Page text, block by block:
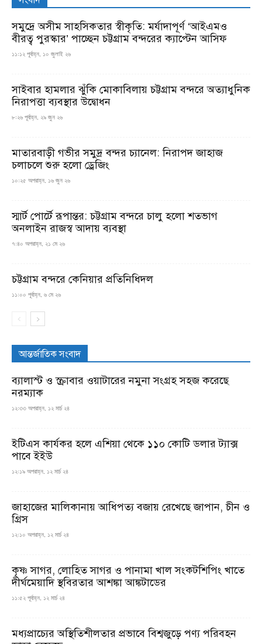
সমুদ্রে অসীম সাহসিকতার স্বীকৃতি: মর্যাদাপূর্ণ ‘আইএমও
বীরত্ব পুরস্কার’ পাচ্ছেন চট্টগ্রাম বন্দরের ক্যাপ্টেন আসিফ
১১:১২ পূর্বাহ্ন, ১০ জুলাই ২৬
সাইবার হামলার ঝুঁকি মোকাবিলায় চট্টগ্রাম বন্দরে অত্যাধুনিক
নিরাপত্তা ব্যবস্থার উদ্বোধন
৮:২৬ পূর্বাহ্ন, ২৯ জুন ২৬
মাতারবাড়ী গভীর সমুদ্র বন্দর চ্যানেল: নিরাপদ জাহাজ
চলাচলে শুরু হলো ড্রেজিং
১০:২৫ অপরাহ্ন, ১৬ জুন ২৬
স্মার্ট পোর্টে রূপান্তর: চট্টগ্রাম বন্দরে চালু হলো শতভাগ
অনলাইন রাজস্ব আদায় ব্যবস্থা
৭:৪০ অপরাহ্ন, ২১ মে ২৬
চট্টগ্রাম বন্দরে কেনিয়ার প্রতিনিধিদল
১১:০০ পূর্বাহ্ন, ৬ মে ২৬
আন্তর্জাতিক সংবাদ
ব্যালাস্ট ও স্ক্রাবার ওয়াটারের নমুনা সংগ্রহ সহজ করেছে
নরম্যাক
১২:৩৩ অপরাহ্ন, ১২ মার্চ ২৪
ইটিএস কার্যকর হলে এশিয়া থেকে ১১০ কোটি ডলার ট্যাক্স
পাবে ইইউ
১২:১৯ অপরাহ্ন, ১২ মার্চ ২৪
জাহাজের মালিকানায় আধিপত্য বজায় রেখেছে জাপান, চীন ও
গ্রিস
১২:১০ অপরাহ্ন, ১২ মার্চ ২৪
কৃষ্ণ সাগর, লোহিত সাগর ও পানামা খাল সংকটশিপিং খাতে
দীর্ঘমেয়াদি স্থবিরতার আশঙ্কা আঙ্কটাডের
১১:৫২ পূর্বাহ্ন, ১২ মার্চ ২৪
মধ্যপ্রাচ্যের অস্থিতিশীলতার প্রভাবে বিশ্বজুড়ে পণ্য পরিবহন